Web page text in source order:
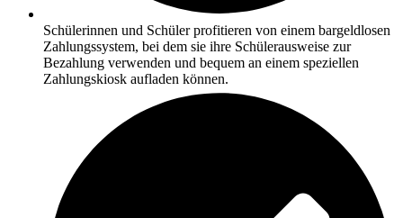
Schülerinnen und Schüler profitieren von einem bargeldlosen
Zahlungssystem, bei dem sie ihre Schülerausweise zur
Bezahlung verwenden und bequem an einem speziellen
Zahlungskiosk aufladen können.